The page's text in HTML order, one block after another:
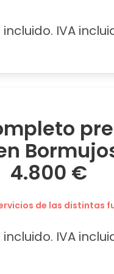
IVA
4.800 €
de las distintas
IVA